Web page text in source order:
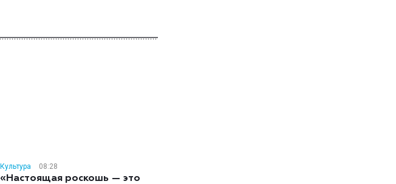
Культура 08:28
«Настоящая роскошь — это